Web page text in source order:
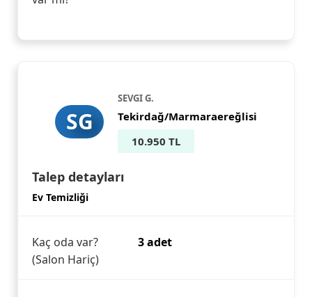
SG
SEVGI G.
Tekirdağ/Marmaraereğlisi
10.950 TL
Talep detayları
Ev Temizliği
Kaç oda var?
(Salon Hariç)
3 adet